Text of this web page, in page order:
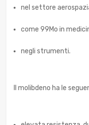
nel settore
come 99Mo in
negli strumenti.
Il molibdeno ha le